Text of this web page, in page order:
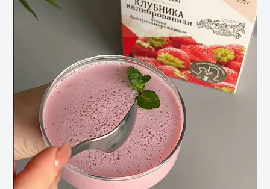
Отправить
Нажимая на кнопку, я соглашаюсь наобработку
персональных данных
и принимаю условияПолитики
конфиденциальности